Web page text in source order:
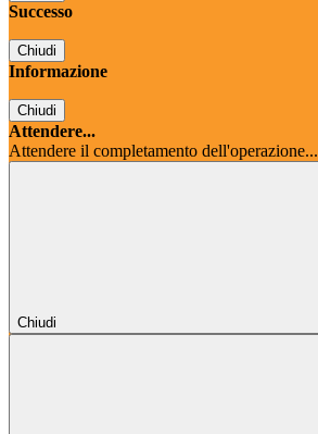
Successo
Chiudi
Informazione
Chiudi
Attendere...
Attendere il completamento dell'operazione...
Chiudi